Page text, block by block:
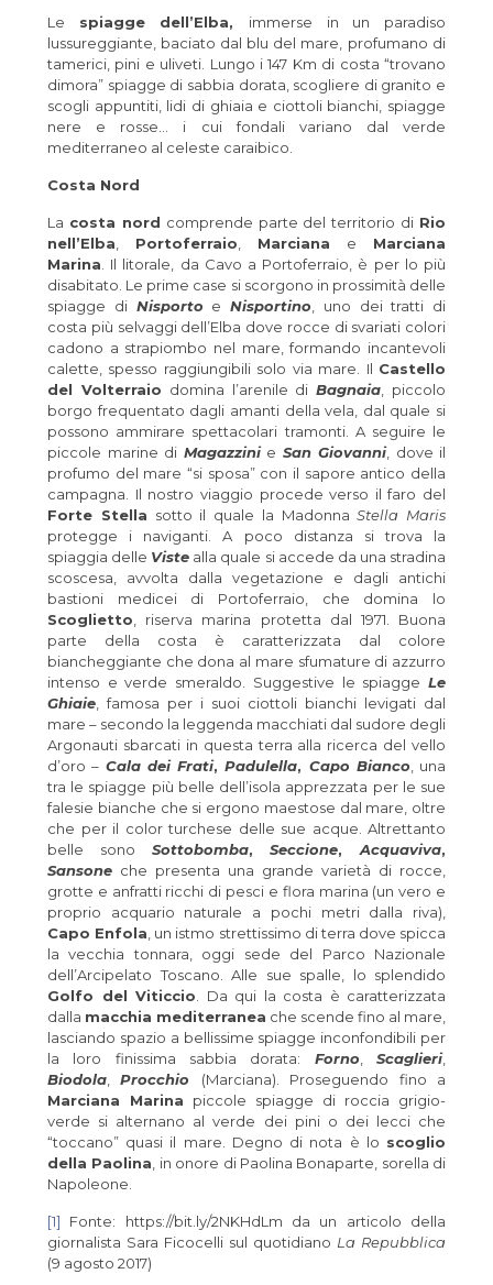
Le spiagge dell’Elba, immerse in un paradiso
lussureggiante, baciato dal blu del mare,
profumano di
tamerici, pini e uliveti. Lungo i 147 Km di costa “trovano
dimora” spiagge di sabbia dorata, scogliere di granito e
scogli appuntiti, lidi di ghiaia e ciottoli bianchi, spiagge
nere e rosse… i cui fondali variano dal verde
mediterraneo al celeste caraibico.
Costa Nord
La costa nord comprende parte del territorio di Rio
nell’Elba
Portoferraio Marciana e Marciana
Marina . Il litorale, da Cavo a Portoferraio, è per lo più
disabitato. Le prime case si scorgono in prossimità delle
spiagge di Nisporto e Nisportino , uno dei tratti di
costa più selvaggi dell’Elba dove rocce di svariati colori
cadono a strapiombo nel mare, formando incantevoli
calette, spesso raggiungibili solo via mare. Il Castello
del Volterraio domina l’arenile diBagnaia , piccolo
borgo frequentato dagli amanti della vela, dal quale si
possono ammirare spettacolari tramonti. A seguire le
piccole marine di Magazzinie San Giovanni, dove il
profumo del mare “si sposa” con il sapore antico della
campagna. Il nostro viaggio procede verso il faro del
Forte Stella sotto il quale la MadonnaStella Maris
protegge i naviganti. A poco distanza si trova la
spiaggia delle Viste alla quale si accede da una stradina
scoscesa, avvolta dalla vegetazione e dagli antichi
bastioni medicei di Portoferraio, che domina lo
Scoglietto , riserva marina protetta dal 1971. Buona
parte della costa è caratterizzata dal colore
biancheggiante che dona al mare sfumature di azzurro
intenso e verde smeraldo. Suggestive le spiagge Le
Ghiaie , famosa per i suoi ciottoli bianchi levigati dal
mare – secondo la leggenda macchiati dal sudore degli
Argonauti sbarcati in questa terra alla ricerca del vello
d’oro – Cala dei Frati,Padulella, Capo Bianco , una
tra le spiagge più belle dell’isola apprezzata per le sue
falesie bianche che si ergono maestose dal mare, oltre
che per il color turchese delle sue acque. Altrettanto
belle sono Sottobomba,Seccione, Acquaviva,
Sansone che presenta una grande varietà di rocce,
grotte e anfratti ricchi di pesci e flora marina (un vero e
proprio acquario naturale a pochi metri dalla riva),
Capo Enfola , un istmo strettissimo di terra dove spicca
la vecchia tonnara, oggi sede del Parco Nazionale
dell’Arcipelato Toscano. Alle sue spalle, lo splendido
Golfo del Viticcio . Da qui la costa è caratterizzata
dalla macchia mediterranea che scende fino al mare,
lasciando spazio a bellissime spiagge inconfondibili per
la loro finissima sabbia dorata: Forno ,Scaglieri,
Biodola ,Procchio
(Marciana). Proseguendo fino a
Marciana Marina piccole spiagge di roccia grigio-
verde si alternano al verde dei pini o dei lecci che
“toccano” quasi il mare. Degno di nota è lo scoglio
della Paolina , in onore di Paolina Bonaparte, sorella di
Napoleone.
[1] Fonte: https://bit.ly/2NKHdLm da un articolo della
giornalista Sara Ficocelli sul quotidiano La Repubblica
(9 agosto 2017)